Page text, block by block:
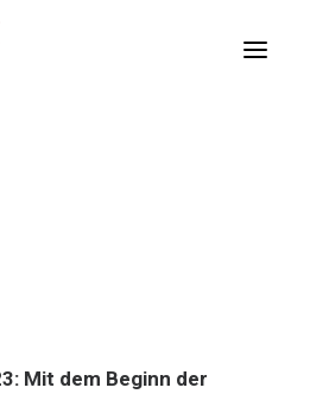
Mit dem Beginn der